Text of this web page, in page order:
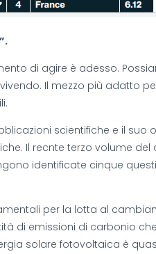
di agire è adesso.
Il mezzo più adatto
scientifiche e il
Il recnte terzo volume
identificate cinque
per la lotta al
di emissioni di carbonio
solare fotovoltaica è